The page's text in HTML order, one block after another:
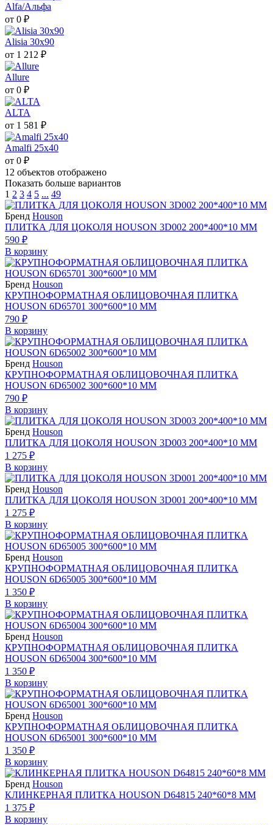
Alfa/Альфа
от 0 ₽
Alisia 30x90
от 1 212 ₽
Allure
от 0 ₽
ALTA
от 1 581 ₽
Amalfi 25х40
от 0 ₽
12 объектов отображено
Показать больше вариантов
1 2 3 4 5 ... 49
Бренд Houson
ПЛИТКА ДЛЯ ЦОКОЛЯ HOUSON 3D002 200*400*10 ММ
590 ₽
В корзину
Бренд Houson
КРУПНОФОРМАТНАЯ ОБЛИЦОВОЧНАЯ ПЛИТКА
HOUSON 6D65701 300*600*10 ММ
790 ₽
В корзину
Бренд Houson
КРУПНОФОРМАТНАЯ ОБЛИЦОВОЧНАЯ ПЛИТКА
HOUSON 6D65002 300*600*10 ММ
790 ₽
В корзину
Бренд Houson
ПЛИТКА ДЛЯ ЦОКОЛЯ HOUSON 3D003 200*400*10 ММ
1 275 ₽
В корзину
Бренд Houson
ПЛИТКА ДЛЯ ЦОКОЛЯ HOUSON 3D001 200*400*10 ММ
1 275 ₽
В корзину
Бренд Houson
КРУПНОФОРМАТНАЯ ОБЛИЦОВОЧНАЯ ПЛИТКА
HOUSON 6D65005 300*600*10 ММ
1 350 ₽
В корзину
Бренд Houson
КРУПНОФОРМАТНАЯ ОБЛИЦОВОЧНАЯ ПЛИТКА
HOUSON 6D65004 300*600*10 ММ
1 350 ₽
В корзину
Бренд Houson
КРУПНОФОРМАТНАЯ ОБЛИЦОВОЧНАЯ ПЛИТКА
HOUSON 6D65001 300*600*10 ММ
1 350 ₽
В корзину
Бренд Houson
КЛИНКЕРНАЯ ПЛИТКА HOUSON D64815 240*60*8 ММ
1 375 ₽
В корзину